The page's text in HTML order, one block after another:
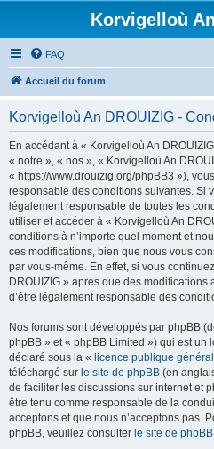
Korvigelloù
FAQ
Accueil du forum
Korvigelloù An DROUIZIG -
En accédant à « Korvigelloù An
« notre », « nos », « Korvigelloù An
« https://www.drouizig.org/phpBB3 »),
responsable des conditions suivantes. Si
légalement responsable de toutes les
utiliser et accéder à « Korvigelloù An
conditions à n’importe quel moment et
ces modifications, bien que nous vous
par vous-même. En effet, si vous
DROUIZIG » après que des
d’être légalement responsable des
Nos forums sont développés par phpBB
phpBB » et « phpBB Limited ») qui est un
déclaré sous la « licence publique
téléchargé sur le site de phpBB (en
de faciliter les discussions sur internet et
être tenu comme responsable de la
acceptons et que nous n’acceptons pas.
phpBB, veuillez consulter le site de phpBB